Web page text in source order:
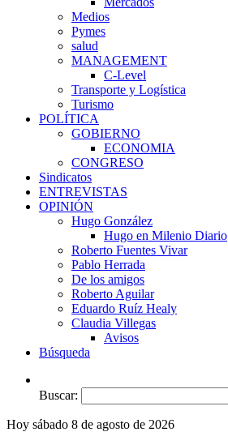
Medios
Pymes
salud
MANAGEMENT
C-Level
Transporte y Logística
Turismo
POLÍTICA
GOBIERNO
ECONOMIA
CONGRESO
Sindicatos
ENTREVISTAS
OPINIÓN
Hugo González
Hugo en Milenio Diario
Roberto Fuentes Vivar
Pablo Herrada
De los amigos
Roberto Aguilar
Eduardo Ruíz Healy
Claudia Villegas
Avisos
Búsqueda
Buscar:
Hoy sábado 8 de agosto de 2026